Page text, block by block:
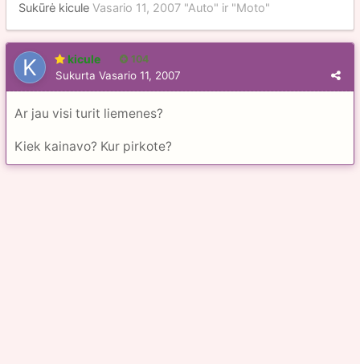
Sukūrė kicule Vasario 11, 2007 "Auto" ir "Moto"
kicule 104
Sukurta Vasario 11, 2007
Ar jau visi turit liemenes?
Kiek kainavo? Kur pirkote?